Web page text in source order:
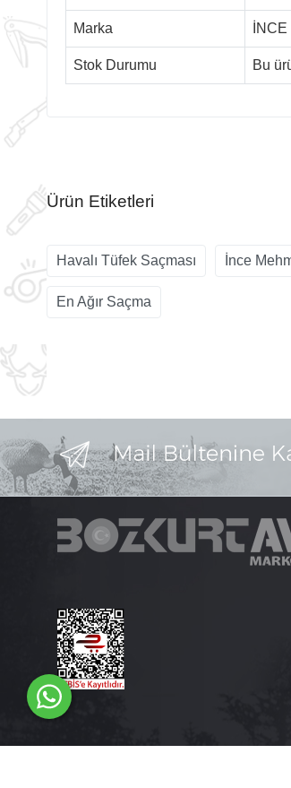
Marka
Stok Durumu Bu
Ürün Etiketleri
Havalı Tüfek Saçması İnce
En Ağır Saçma